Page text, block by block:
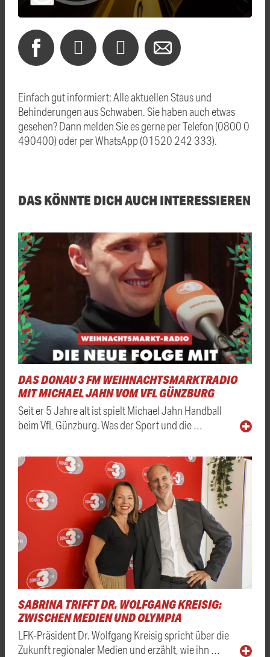
Einfach gut informiert: Alle aktuellen Staus und
Behinderungen aus Schwaben. Sie haben auch etwas
gesehen? Dann melden Sie es gerne per Telefon (0800 0
490400) oder per WhatsApp (01520 242 333).
DAS KÖNNTE DICH AUCH INTERESSIEREN
DAS DONAU 3 FM WEIHNACHTSMARKTRADIO
MIT MICHAEL JAHN VOM VFL GÜNZBURG
Seit er 5 Jahre alt ist spielt Michael Jahn Handball
beim VfL Günzburg. Was der Sport und die …
SABRINA TRIFFT DR. WOLFGANG KREISIG:
ZWISCHEN MEDIEN UND OLYMPIA
LFK-Präsident Dr. Wolfgang Kreisig spricht über die
Zukunft regionaler Medien und erzählt, wie ihn …